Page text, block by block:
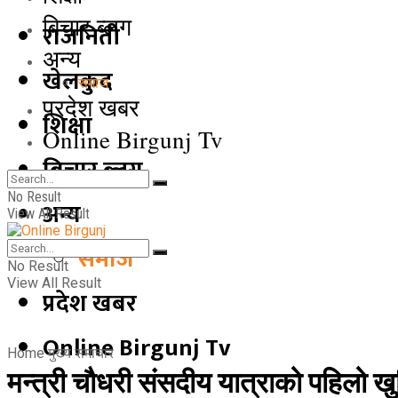
राजनिती
खेलकुद
शिक्षा
बिचार ब्लग
अन्य
समाज
प्रदेश खबर
Online Birgunj Tv
बिचार ब्लग
अन्य
समाज
प्रदेश खबर
Online Birgunj Tv
No Result
View All Result
No Result
View All Result
Home मुख्य समाचार
मन्त्री चौधरी संसदीय यात्राको पहिलो